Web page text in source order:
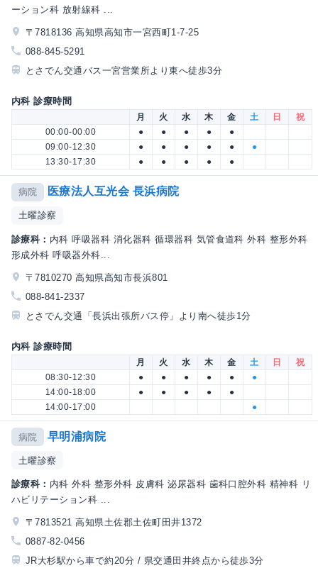
ーション科 放射線科 ...
〒7818136 高知県高知市一宮西町1-7-25
088-845-5291
とさでん交通バス一宮営業所より東へ徒歩3分
内科 診療時間
月 火 水 木 金 土 日
祝
00:00-00:00
● ● ● ●
●
09:00-12:30
● ● ● ● ●
●
13:30-17:30
● ● ● ● ●
病院 医療法人互光会 長浜病院
土曜診察
診療科： 内科 呼吸器科 消化器科 循環器科 気管食道科 外科 整形外科
形成外科 呼吸器外科...
〒7810270 高知県高知市長浜801
088-841-2337
とさでん交通「長浜出張所バス停」より南へ徒歩1分
内科 診療時間
月 火 水 木 金 土 日
祝
08:30-12:30
● ● ● ● ●
●
14:00-18:00
● ● ● ●
●
14:00-17:00
●
病院 早明浦病院
土曜診察
診療科： 内科 外科 整形外科 皮膚科 泌尿器科 歯科口腔外科 精神科 リ
ハビリテーション科 ...
〒7813521 高知県土佐郡土佐町田井1372
0887-82-0456
JR大杉駅から車で約20分 / 県交通田井終点から徒歩3分